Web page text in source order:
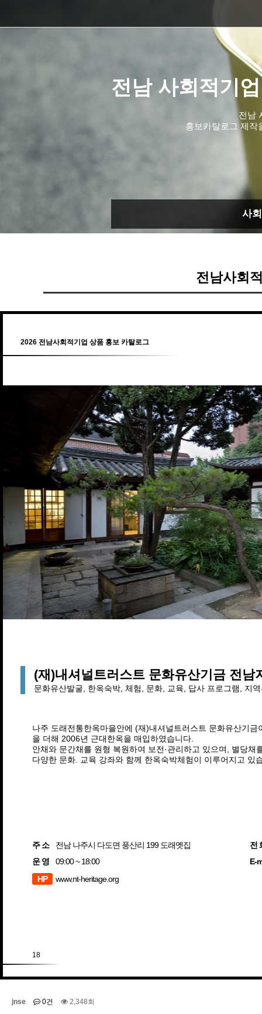
전남 사회적기
전남
홍보카탈로그 제작
사
전남사회
2026 전남사회적기업 상품 홍보 카탈로그
(재)내셔널트러스트 문화유산기금 전남
문화유산발굴, 한옥숙박, 체험, 문화, 교육, 답사 프로그램, 지
나주 도래전통한옥마을안에 (재)내셔널트러스트 문화유산기
을 더해 2006년 근대한옥을 매입하였습니다.
안채와 문간채를 원형 복원하여 보전·관리하고 있으며, 별당
다양한 문화. 교육 강좌와 함께 한옥숙박체험이 이루어지고 있
주 소
전남 나주시 다도면 풍산리 199 도래옛집
운 영
09:00 ~ 18:00
HP
www.nt-heritage.org
전
E-
18
jnse 0건 2,348회